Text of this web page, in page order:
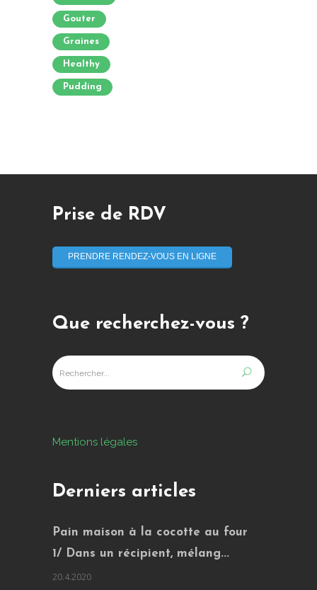
Gouter
Graines
Healthy
Pudding
Prise de RDV
PRENDRE RENDEZ-VOUS EN LIGNE
Que recherchez-vous ?
Mentions légales
Derniers articles
Pain maison à la cocotte au four
1/ Dans un récipient, mélang...
20.4.2020